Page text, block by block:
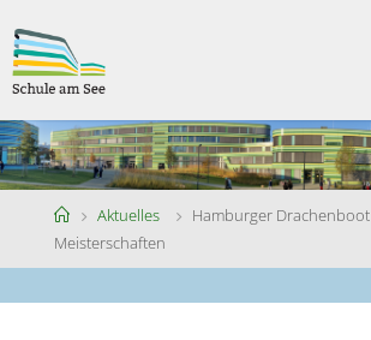
to
content
CHU
LEA
MS
EE
HomeAktuelles
Hamburger Drachenboot
Meisterschaften